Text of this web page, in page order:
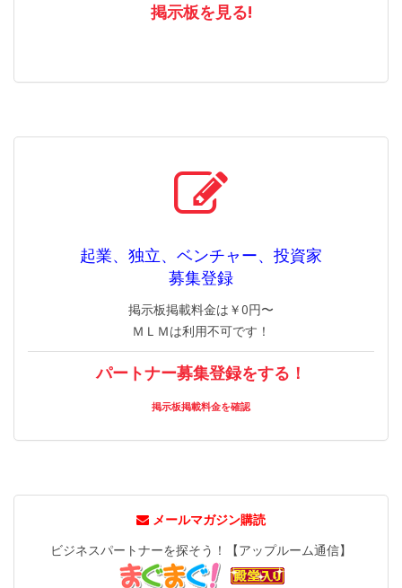
掲示板を見る!
起業、独立、ベンチャー、投資家
募集登録
掲示板掲載料金は￥0円〜
ＭＬＭは利用不可です！
パートナー募集登録をする！
掲示板掲載料金を確認
メールマガジン購読
ビジネスパートナーを探そう！【アップルーム通信】